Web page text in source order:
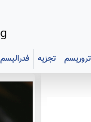
تروریسم تجزیه فدرالیسم